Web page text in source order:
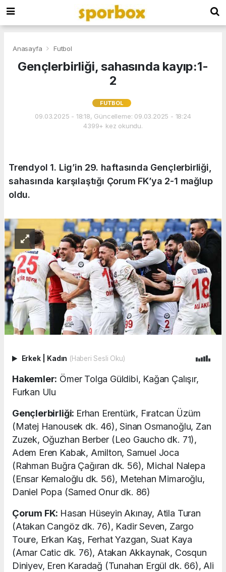
Anasayfa Futbol
Gençlerbirliği, sahasında kayıp:1-
2
FUTBOL
09.03.2025 - 18:18, Güncelleme: 09.03.2025 - 18:24
4399+ kez okundu.
Trendyol 1. Lig’in 29. haftasında Gençlerbirliği,
sahasında karşılaştığı Çorum FK’ya 2-1 mağlup
oldu.
Erkek Kadın (Haberi Sesli Oku)
Hakemler: Ömer Tolga Güldibi, Kağan Çalışır,
Furkan Ulu
Gençlerbirliği: Erhan Erentürk, Fıratcan Üzüm
(Matej Hanousek dk. 46), Sinan Osmanoğlu, Zan
Zuzek, Oğuzhan Berber (Leo Gaucho dk. 71),
Adem Eren Kabak, Amilton, Samuel Joca
(Rahman Buğra Çağıran dk. 56), Michal Nalepa
(Ensar Kemaloğlu dk. 56), Metehan Mimaroğlu,
Daniel Popa (Samed Onur dk. 86)
Çorum FK: Hasan Hüseyin Akınay, Atila Turan
(Atakan Cangöz dk. 76), Kadir Seven, Zargo
Toure, Erkan Kaş, Ferhat Yazgan, Suat Kaya
(Amar Catic dk. 76), Atakan Akkaynak, Cosqun
Diniyev, Eren Karadağ (Tunahan Ergül dk. 66), Ali